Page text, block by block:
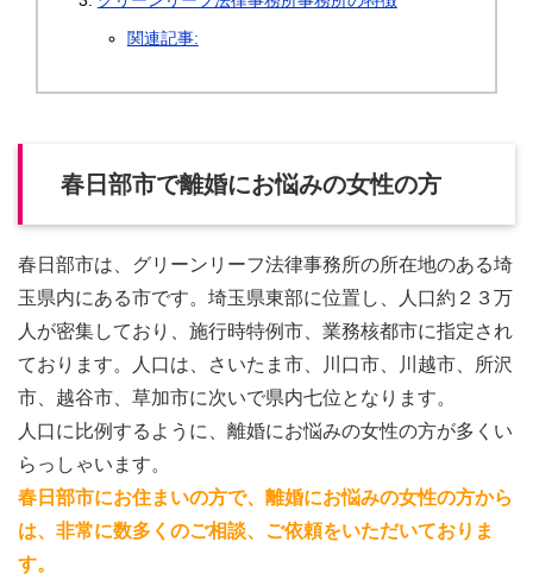
関連記事:
春日部市で離婚にお悩みの女性の方
春日部市は、グリーンリーフ法律事務所の所在地のある埼
玉県内にある市です。埼玉県東部に位置し、人口約２３万
人が密集しており、施行時特例市、業務核都市に指定され
ております。人口は、さいたま市、川口市、川越市、所沢
市、越谷市、草加市に次いで県内七位となります。
人口に比例するように、離婚にお悩みの女性の方が多くい
らっしゃいます。
春日部市にお住まいの方で、離婚にお悩みの女性の方から
は、非常に数多くのご相談、ご依頼をいただいておりま
す。